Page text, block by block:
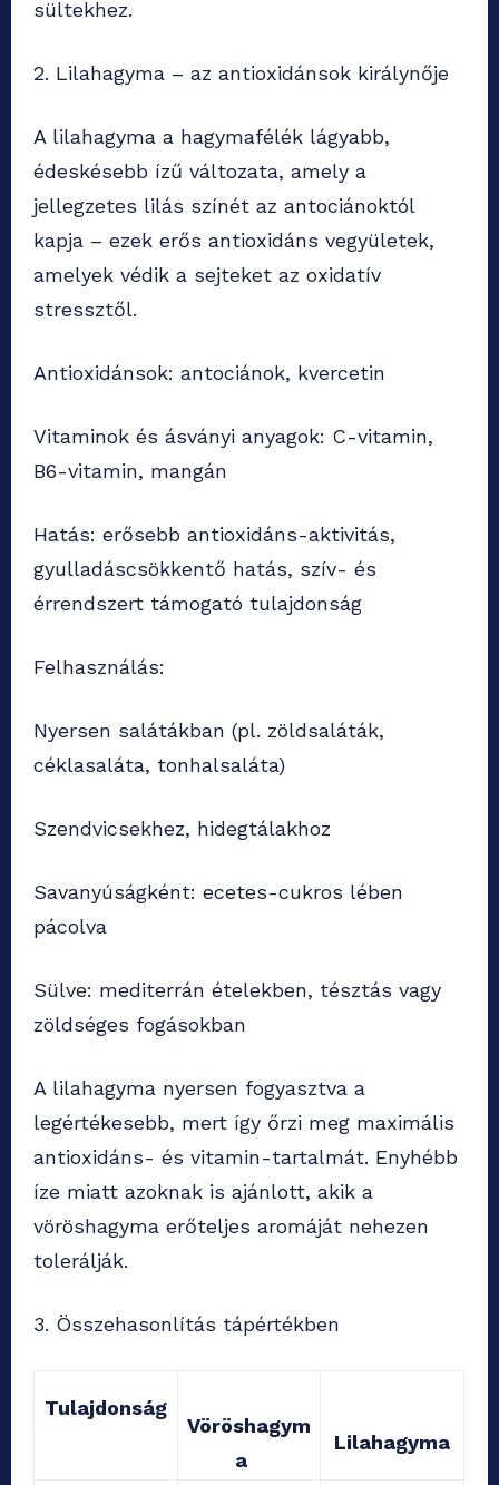
sültekhez.
2. Lilahagyma – az antioxidánsok királynője
A lilahagyma a hagymafélék lágyabb,
édeskésebb ízű változata, amely a
jellegzetes lilás színét az antociánoktól
kapja – ezek erős antioxidáns vegyületek,
amelyek védik a sejteket az oxidatív
stressztől.
Antioxidánsok: antociánok, kvercetin
Vitaminok és ásványi anyagok: C-vitamin,
B6-vitamin, mangán
Hatás: erősebb antioxidáns-aktivitás,
gyulladáscsökkentő hatás, szív- és
érrendszert támogató tulajdonság
Felhasználás:
Nyersen salátákban (pl. zöldsaláták,
céklasaláta, tonhalsaláta)
Szendvicsekhez, hidegtálakhoz
Savanyúságként: ecetes-cukros lében
pácolva
Sülve: mediterrán ételekben, tésztás vagy
zöldséges fogásokban
A lilahagyma nyersen fogyasztva a
legértékesebb, mert így őrzi meg maximális
antioxidáns- és vitamin-tartalmát. Enyhébb
íze miatt azoknak is ajánlott, akik a
vöröshagyma erőteljes aromáját nehezen
tolerálják.
3. Összehasonlítás tápértékben
Tulajdonság
Vöröshagym
a
Lilahagyma